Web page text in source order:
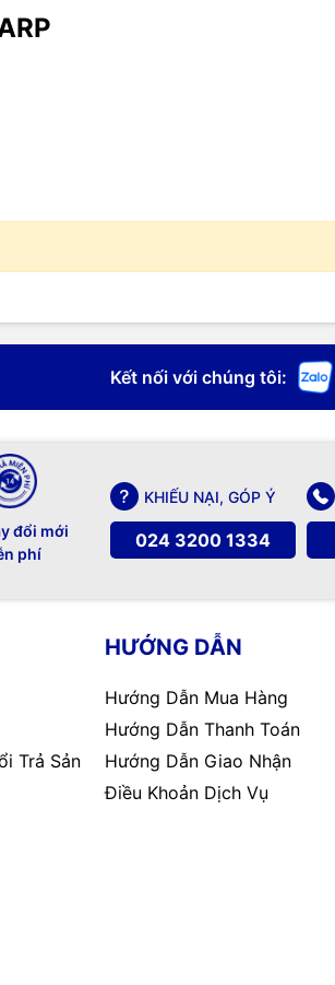
Kết nối với chúng tôi:
đổi mới
phí
KHIẾU NẠI, GÓP Ý
024 3200 1334
Trả Sản
HƯỚNG DẪN
Hướng Dẫn Mua Hàng
Hướng Dẫn Thanh Toán
Hướng Dẫn Giao Nhận
Điều Khoản Dịch Vụ